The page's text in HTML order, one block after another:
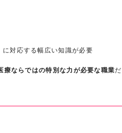
対応する幅広い知識が必要
療ならではの特別な力が必要な職業